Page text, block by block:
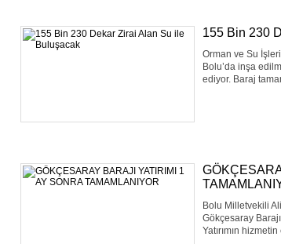
155 Bin 230
Orman ve Su
Bolu’da inşa
ediyor. Baraj
Bolu Milletvekili Ali
Gökçesaray
Yatırımın